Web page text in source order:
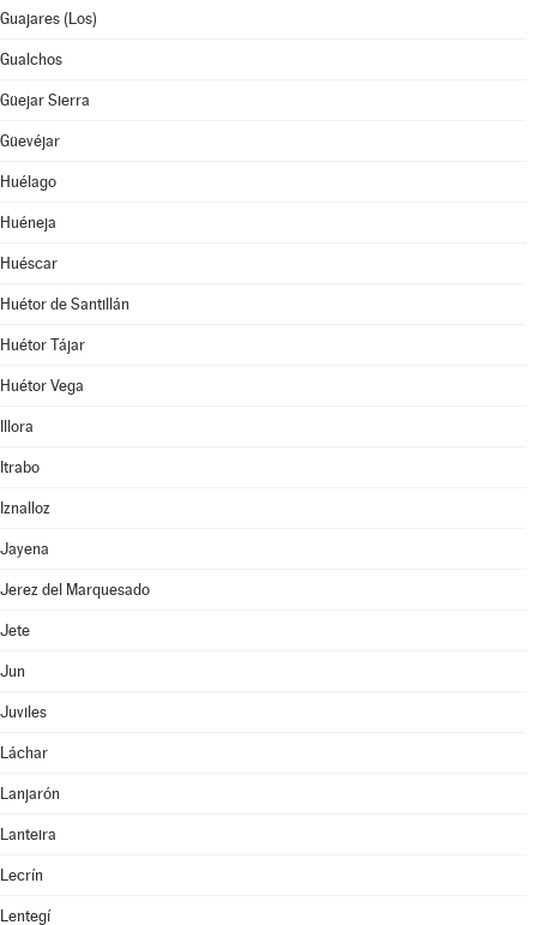
Guajares (Los)
Gualchos
Güejar Sierra
Güevéjar
Huélago
Huéneja
Huéscar
Huétor de Santillán
Huétor Tájar
Huétor Vega
Illora
Itrabo
Iznalloz
Jayena
Jerez del Marquesado
Jete
Jun
Juviles
Láchar
Lanjarón
Lanteira
Lecrín
Lentegí